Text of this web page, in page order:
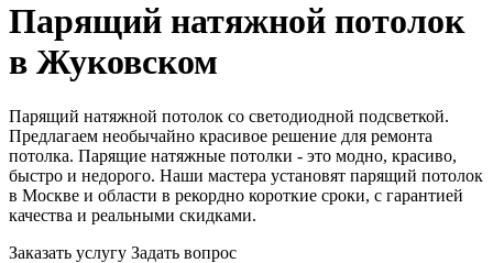
Парящий натяжной потолок
в Жуковском
Парящий натяжной потолок со светодиодной подсветкой.
Предлагаем необычайно красивое решение для ремонта
потолка. Парящие натяжные потолки - это модно, красиво,
быстро и недорого. Наши мастера установят парящий потолок
в Москве и области в рекордно короткие сроки, с гарантией
качества и реальными скидками.
Заказать услугу Задать вопрос